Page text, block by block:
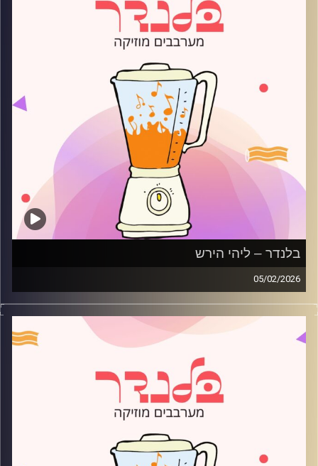
בלנדר – ליהי הירש
05/02/2026
מוזיקה רגועה לפתוח איתה את הבוקר בהגשת ליהי הירש
קרדיט תמונות:
AudioVersity